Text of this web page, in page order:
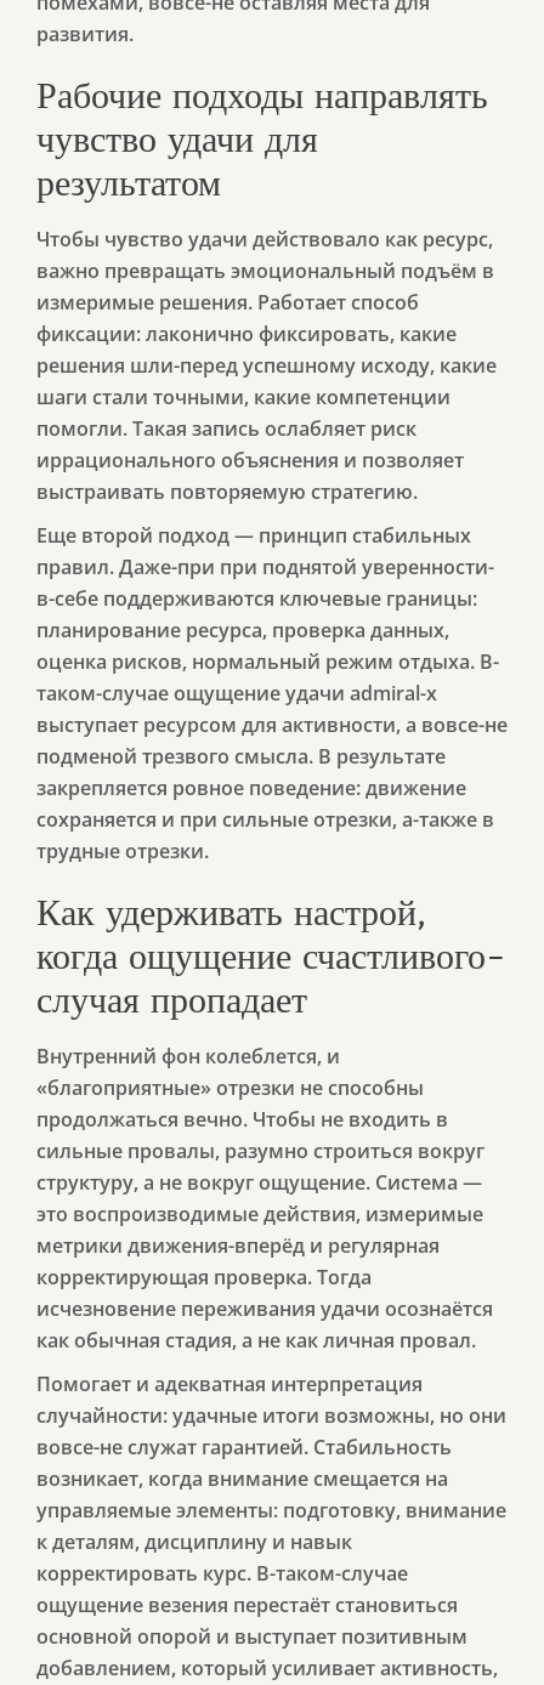
развития.
Рабочие подходы направлять
чувство удачи для
результатом
Чтобы чувство удачи действовало как ресурс,
важно превращать эмоциональный подъём в
измеримые решения. Работает способ
фиксации: лаконично фиксировать, какие
решения шли-перед успешному исходу, какие
шаги стали точными, какие компетенции
помогли. Такая запись ослабляет риск
иррационального объяснения и позволяет
выстраивать повторяемую стратегию.
Еще второй подход — принцип стабильных
правил. Даже-при при поднятой уверенности-
в-себе поддерживаются ключевые границы:
планирование ресурса, проверка данных,
оценка рисков, нормальный режим отдыха. В-
таком-случае ощущение удачи admiral-x
выступает ресурсом для активности, а вовсе-не
подменой трезвого смысла. В результате
закрепляется ровное поведение: движение
сохраняется и при сильные отрезки, а-также в
трудные отрезки.
Как удерживать настрой,
когда ощущение счастливого-
случая пропадает
Внутренний фон колеблется, и
«благоприятные» отрезки не способны
продолжаться вечно. Чтобы не входить в
сильные провалы, разумно строиться вокруг
структуру, а не вокруг ощущение. Система —
это воспроизводимые действия, измеримые
метрики движения-вперёд и регулярная
корректирующая проверка. Тогда
исчезновение переживания удачи осознаётся
как обычная стадия, а не как личная провал.
Помогает и адекватная интерпретация
случайности: удачные итоги возможны, но они
вовсе-не служат гарантией. Стабильность
возникает, когда внимание смещается на
управляемые элементы: подготовку, внимание
к деталям, дисциплину и навык
корректировать курс. В-таком-случае
ощущение везения перестаёт становиться
основной опорой и выступает позитивным
добавлением, который усиливает активность,